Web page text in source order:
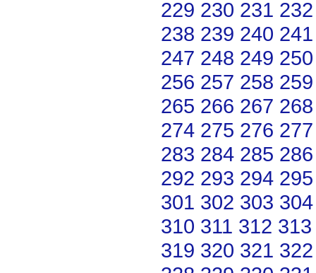
229 230 231 232
238 239 240 241
247 248 249 250
256 257 258 259
265 266 267 268
274 275 276 277
283 284 285 286
292 293 294 295
301 302 303 304
310 311 312 313
319 320 321 322